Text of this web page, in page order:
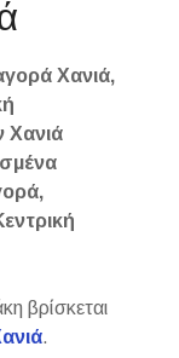
Χανιά,
Χανιά
βρίσκεται
.